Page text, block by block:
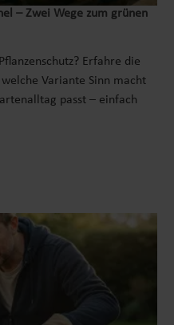
– Zwei Wege zum grünen
Erfahre die
Variante Sinn macht
passt – einfach